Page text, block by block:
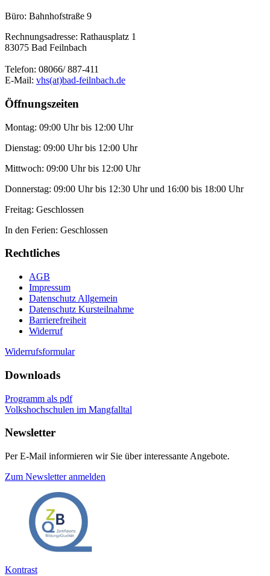
Büro: Bahnhofstraße 9
Rechnungsadresse: Rathausplatz 1
83075 Bad Feilnbach
Telefon: 08066/ 887-411
E-Mail: vhs(at)bad-feilnbach.de
Öffnungszeiten
Montag: 09:00 Uhr bis 12:00 Uhr
Dienstag: 09:00 Uhr bis 12:00 Uhr
Mittwoch: 09:00 Uhr bis 12:00 Uhr
Donnerstag: 09:00 Uhr bis 12:30 Uhr und 16:00 bis 18:00 Uhr
Freitag: Geschlossen
In den Ferien: Geschlossen
Rechtliches
AGB
Impressum
Datenschutz Allgemein
Datenschutz Kursteilnahme
Barrierefreiheit
Widerruf
Widerrufsformular
Downloads
Programm als pdf
Volkshochschulen im Mangfalltal
Newsletter
Per E-Mail informieren wir Sie über interessante Angebote.
Zum Newsletter anmelden
Kontrast